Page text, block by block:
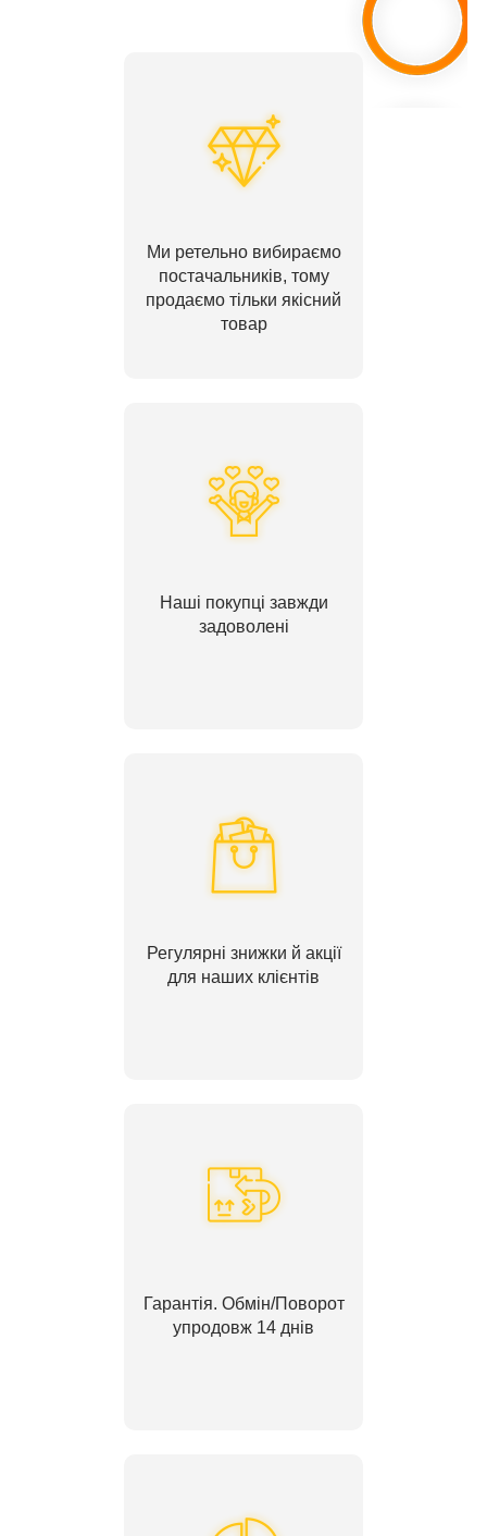
Ми ретельно вибираємо
постачальників, тому
продаємо тільки якісний
товар
Наші покупці завжди
задоволені
Регулярні знижки й акції
для наших клієнтів
Гарантія. Обмін/Поворот
упродовж 14 днів